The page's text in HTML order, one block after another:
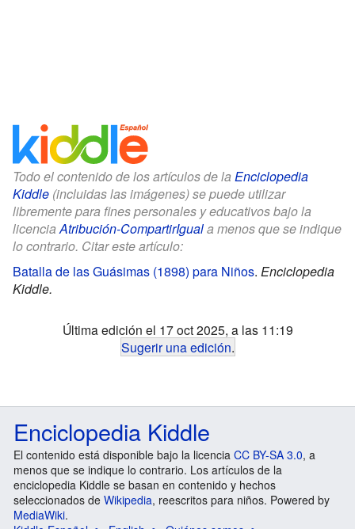
Todo el contenido de los artículos de la Enciclopedia
Kiddle (incluidas las imágenes) se puede utilizar
libremente para fines personales y educativos bajo la
licenciaAtribución-CompartirIguala menos que se indique
lo contrario. Citar este artículo:
Batalla de las Guásimas (1898) para Niños. Enciclopedia
Kiddle.
Última edición el 17 oct 2025, a las 11:19
Sugerir una edición.
Enciclopedia Kiddle
El contenido está disponible bajo la licencia CC BY-SA 3.0, a
menos que se indique lo contrario. Los artículos de la
enciclopedia Kiddle se basan en contenido y hechos
seleccionados de Wikipedia, reescritos para niños. Powered by
MediaWiki.